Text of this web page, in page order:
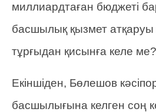
миллиардтаған бюджеті
басшылық қызмет
тұрғыдан қисынға келе
Екіншіден, Бөлешов
басшылығына келген соң